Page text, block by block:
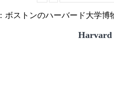
：ボストンのハーバード大学博
Harvard